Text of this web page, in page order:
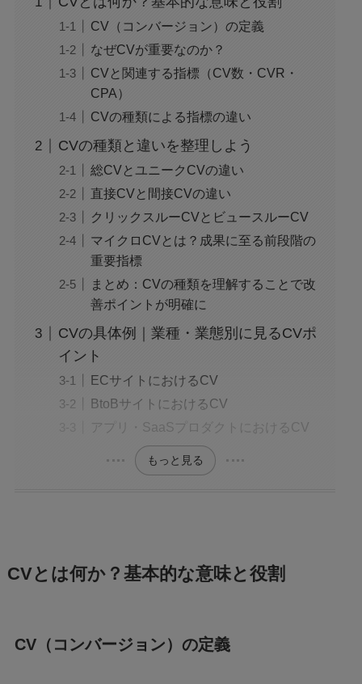
CV（コンバージョン）の定義
なぜCVが重要なのか？
CVと関連する指標（CV数・CVR・
CPA）
CVの種類による指標の違い
CVの種類と違いを整理しよう
総CVとユニークCVの違い
直接CVと間接CVの違い
クリックスルーCVとビュースルーCV
マイクロCVとは？成果に至る前段階の
重要指標
まとめ：CVの種類を理解することで改
善ポイントが明確に
CVの具体例｜業種・業態別に見るCVポ
イント
ECサイトにおけるCV
BtoBサイトにおけるCV
アプリ・SaaSプロダクトにおけるCV
もっと見る
CVとは何か？基本的な意味と役割
CV（コンバージョン）の定義